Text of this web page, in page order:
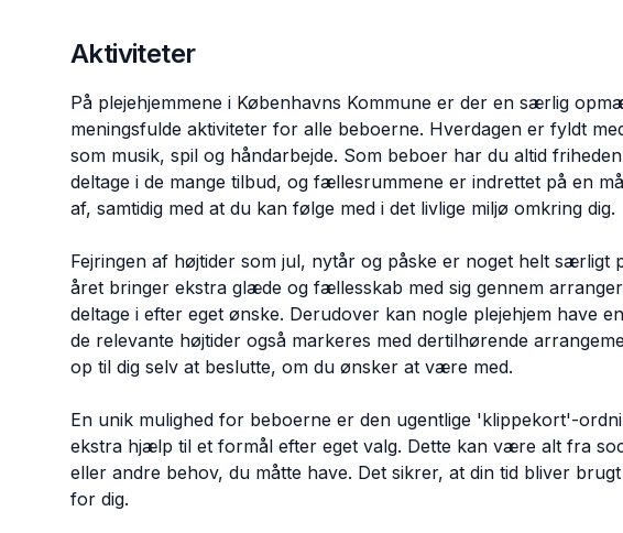
Aktiviteter
På plejehjemmene i Københavns Kommune er der en særlig
meningsfulde aktiviteter for alle beboerne. Hverdagen er fyldt
som musik, spil og håndarbejde. Som beboer har du altid
deltage i de mange tilbud, og fællesrummene er indrettet på en
af, samtidig med at du kan følge med i det livlige miljø omkring dig.
Fejringen af højtider som jul, nytår og påske er noget helt særligt
året bringer ekstra glæde og fællesskab med sig gennem
deltage i efter eget ønske. Derudover kan nogle plejehjem have
de relevante højtider også markeres med dertilhørende
op til dig selv at beslutte, om du ønsker at være med.
En unik mulighed for beboerne er den ugentlige 'klippekort'-
ekstra hjælp til et formål efter eget valg. Dette kan være alt fra
eller andre behov, du måtte have. Det sikrer, at din tid bliver
for dig.